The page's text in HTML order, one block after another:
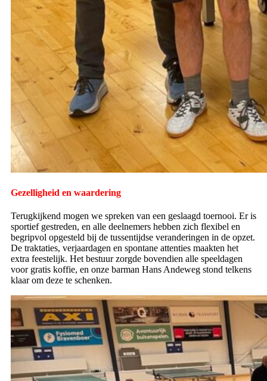
Gezelligheid en waardering
Terugkijkend mogen we spreken van een geslaagd toernooi. Er is
sportief gestreden, en alle deelnemers hebben zich flexibel en
begripvol opgesteld bij de tussentijdse veranderingen in de opzet.
De traktaties, verjaardagen en spontane attenties maakten het
extra feestelijk. Het bestuur zorgde bovendien alle speeldagen
voor gratis koffie, en onze barman Hans Andeweg stond telkens
klaar om deze te schenken.